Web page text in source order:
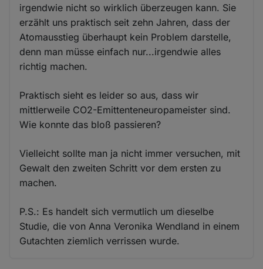
irgendwie nicht so wirklich überzeugen kann. Sie
erzählt uns praktisch seit zehn Jahren, dass der
Atomausstieg überhaupt kein Problem darstelle,
denn man müsse einfach nur...irgendwie alles
richtig machen.
Praktisch sieht es leider so aus, dass wir
mittlerweile CO2-Emittenteneuropameister sind.
Wie konnte das bloß passieren?
Vielleicht sollte man ja nicht immer versuchen, mit
Gewalt den zweiten Schritt vor dem ersten zu
machen.
P.S.: Es handelt sich vermutlich um dieselbe
Studie, die von Anna Veronika Wendland in einem
Gutachten ziemlich verrissen wurde.